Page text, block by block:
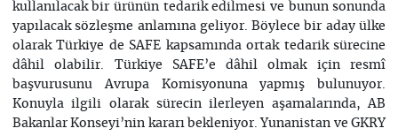
kullanılacak bir ürünün tedarik edilmesi ve bunun sonunda
yapılacak sözleşme anlamına geliyor. Böylece bir aday ülke
olarak Türkiye de SAFE kapsamında ortak tedarik sürecine
dâhil olabilir. Türkiye SAFE’e dâhil olmak için resmî
başvurusunu Avrupa Komisyonuna yapmış bulunuyor.
Konuyla ilgili olarak sürecin ilerleyen aşamalarında, AB
Bakanlar Konseyi’nin kararı bekleniyor. Yunanistan ve GKRY